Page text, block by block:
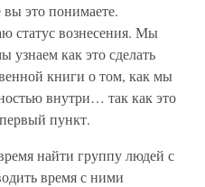
вы это понимаете.
статус вознесения. Мы
узнаем как это сделать
книги о том, как мы
внутри… так как это
пункт.
найти группу людей с
время с ними